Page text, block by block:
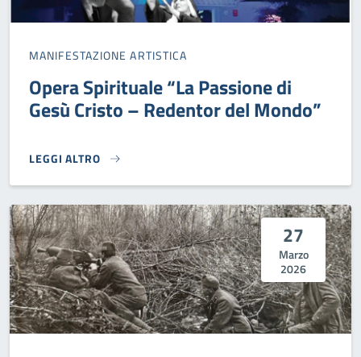
MANIFESTAZIONE ARTISTICA
Opera Spirituale “La Passione di
Gesù Cristo – Redentor del Mondo”
LEGGI ALTRO
OPERA SPIRITUALE “LA PASSIONE DI GESÙ CRISTO –
27
Marzo
2026